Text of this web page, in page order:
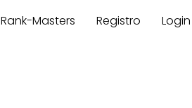
Rank-Masters Registro Login